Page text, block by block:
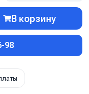
В корзину
98